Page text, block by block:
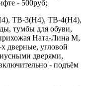
- 500руб;
ТВ-3(Н4), ТВ-4(Н4),
тумбы для обуви,
Ната-Лина М,
дверные, угловой
дверями,
- подъём